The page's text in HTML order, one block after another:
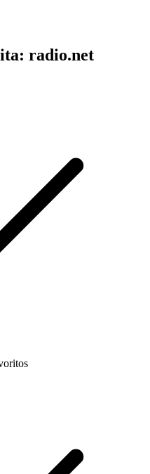
radio.net